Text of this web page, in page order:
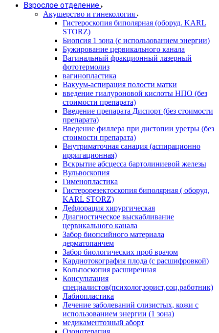
Взрослое отделение
Акушерство и гинекология
Гистероскопия биполярная (оборуд. KARL
STORZ)
Биопсия 1 зона (с использованием энергии)
Бужирование цервикального канала
Вагинальный фракционный лазерный
фототермолиз
вагинопластика
Вакуум-аспирация полости матки
введение гиалуроновой кислоты НПО (без
стоимости препарата)
Введение препарата Диспорт (без стоимости
препарата)
Введение филлера при дистопии уретры (без
стоимости препарата)
Внутриматочная санация (аспирационно
ирригационная)
Вскрытие абсцесса бартолиниевой железы
Вульвоскопия
Гименопластика
Гистерорезектоскопия биполярная ( оборуд.
KARL STORZ)
Дефлорация хирургическая
Диагностическое выскабливание
цервикального канала
Забор биопсийного материала
дерматопанчем
Забор биологических проб врачом
Кардиотокография плода (с расшифровкой)
Кольпоскопия расширенная
Консультация
специалистов(психолог,юрист,соц.работник)
Лабиопластика
Лечение заболеваний слизистых, кожи с
использованием энергии (1 зона)
медикаментозный аборт
Озонотерапия